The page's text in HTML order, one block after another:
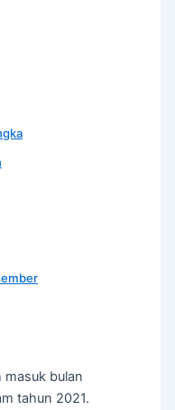
masuk bulan
tahun 2021.